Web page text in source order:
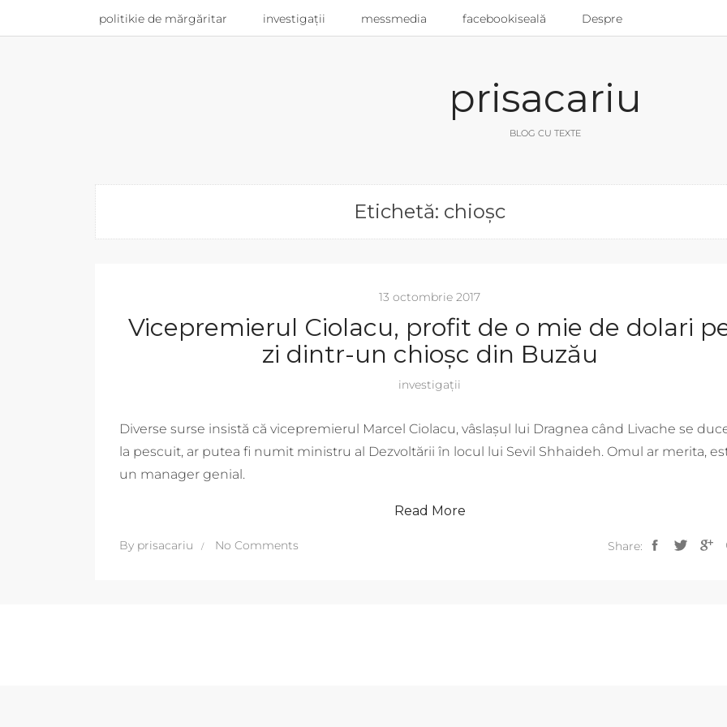
politikie de mărgăritar investigații messmedia facebookiseală Despre
prisacariu
BLOG CU TEXTE
Etichetă: chioșc
13 octombrie 2017
Vicepremierul Ciolacu, profit de o mie de dolari
zi dintr-un chioșc din Buzău
investigații
Diverse surse insistă că vicepremierul Marcel Ciolacu, vâslașul lui Dragnea când Livache se
la pescuit, ar putea fi numit ministru al Dezvoltării în locul lui Sevil Shhaideh. Omul ar merita,
un manager genial.
Read More
By prisacariu No Comments Share: